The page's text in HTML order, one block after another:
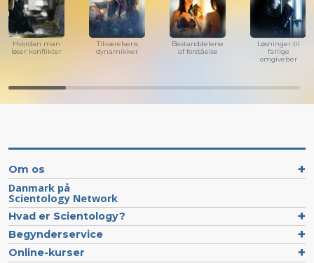
Hvordan man
løser konflikter
Tilværelsens
dynamikker
Bestanddelene
af forståelse
Løsninger til
farlige
omgivelser
Om os
Danmark på
Scientology Network
Hvad er Scientology?
Begynderservice
Online-kurser